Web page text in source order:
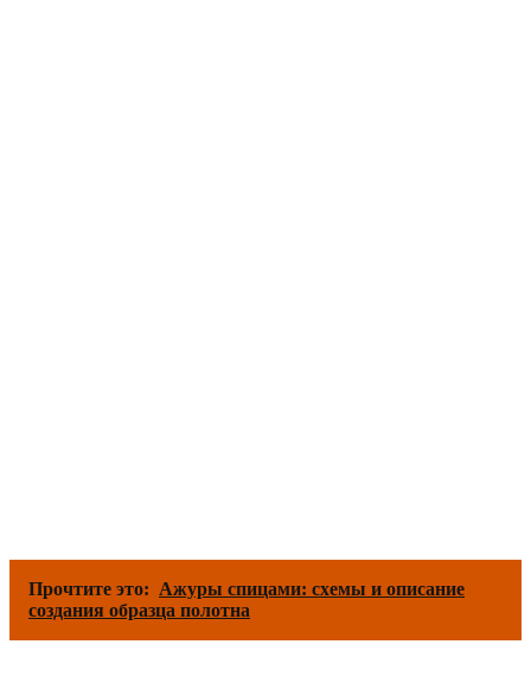
Прочтите это: Ажуры спицами: схемы и описание
создания образца полотна